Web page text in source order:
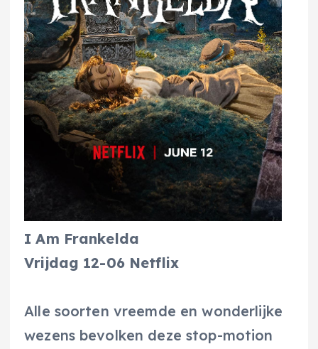
I Am Frankelda
Vrijdag 12-06 Netflix
Alle soorten vreemde en wonderlijke
wezens bevolken deze stop-motion